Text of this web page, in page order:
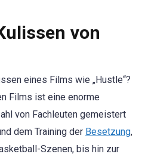
von
eines Films wie „Hustle“?
Films ist eine enorme
von Fachleuten gemeistert
dem Training der Besetzung,
Szenen, bis hin zur